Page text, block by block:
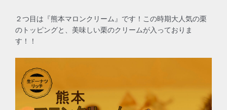
２つ目は『熊本マロンクリーム』です！この時期大人気の栗
のトッピングと、美味しい栗のクリームが入っておりま
す！！